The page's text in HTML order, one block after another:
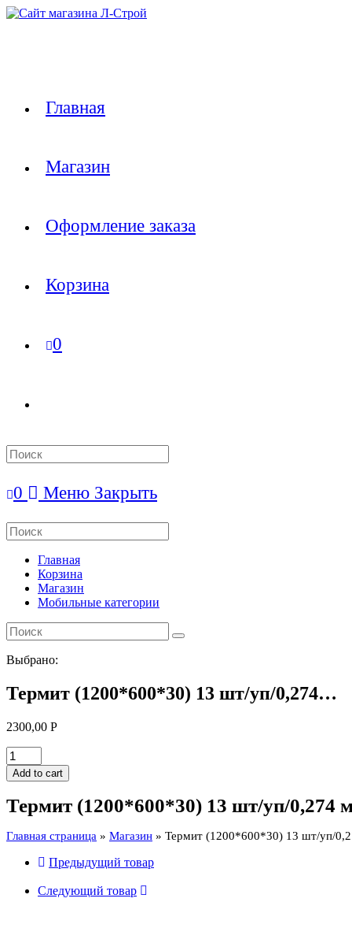
Перейти
Главная
Магазин
Оформление заказа
Корзина
0
Search
this
0 Меню Закрыть
Search
this
websiteГлавная
Корзина
Магазин
Мобильные категории
Выбрано:
Термит (1200*600*30) 13 шт/уп/0,274…
2300,00 Р
Термит
(1200*600*30)
13
уп/0,274
quantity
Add to cart
Термит (1200*600*30) 13 шт/уп/0,274
Главная страница » Магазин » Термит (1200*600*30) 13 шт/уп/
Предыдущий товар
Следующий товар